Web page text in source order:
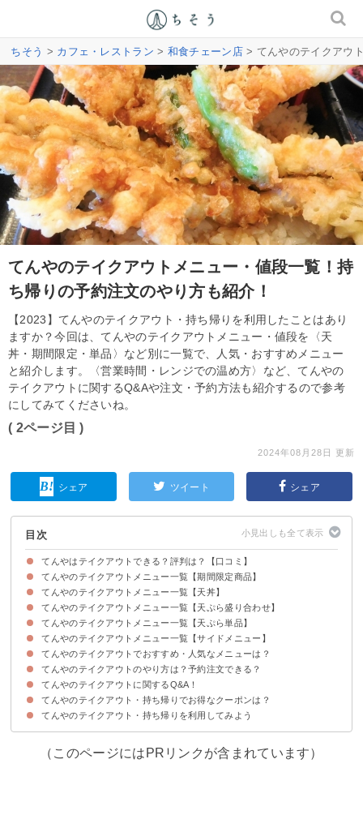
ちそう > カフェ・レストラン > 和食チェーン店> てんやのテイクアウ
てんやのテイクアウトメニュー・値段一覧！持
ち帰りの予約注文のやり方も紹介！
【2023】てんやのテイクアウト・持ち帰りを利用したことはあり
ますか？今回は、てんやのテイクアウトメニュー・値段を〈天
丼・期間限定・単品〉など別に一覧で、人気・おすすめメニュー
と紹介します。〈営業時間・レンジでの温め方〉など、てんやの
テイクアウトに関するQ&Aや注文・予約方法も紹介するので参考
にしてみてくださいね。
( 2ページ目 )
2024年08月28日 更新
シェア ツイート シェア
目次
てんやはテイクアウトできる？評判は？【口コミ】
てんやはテイクアウトできる！
てんやのテイクアウトメニュー一覧【期間限定商品】
てんやのテイクアウトメニュー一覧【天丼】
てんやのテイクアウトメニュー一覧【天ぷら盛り合わせ】
てんやのテイクアウトメニュー一覧【天ぷら単品】
てんやのテイクアウトメニュー一覧【サイドメニュー】
てんやのテイクアウトでおすすめ・人気なメニューは？
3位：たれづけ海鮮天丼弁当（890円）
2位：上天丼弁当（680円）
1位：オールスター天丼弁当（720円）
てんやのテイクアウトのやり方は？予約注文できる？
①ネット注文
②電話注文
てんやのテイクアウトに関するQ&A！
Q1、持ち帰りの営業時間は？何時から・何時まで？
Q2、対応している支払い方法は？
Q3、持ち帰りの美味しい温め方は？容器はレンジ対応？
てんやのテイクアウト・持ち帰りでお得なクーポンは？
てんやのテイクアウト・持ち帰りを利用してみよう
（このページにはPRリンクが含まれています）